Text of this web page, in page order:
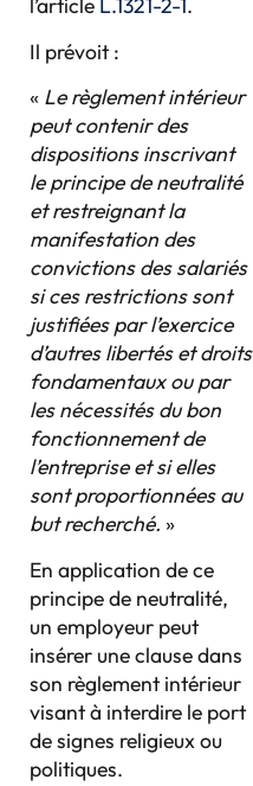
l’article L.1321-2-1.
Il prévoit :
« Le règlement intérieur
peut contenir des
dispositions inscrivant
le principe de neutralité
et restreignant la
manifestation des
convictions des salariés
si ces restrictions sont
justifiées par l’exercice
d’autres libertés et droits
fondamentaux ou par
les nécessités du bon
fonctionnement de
l’entreprise et si elles
sont proportionnées au
but recherché. »
En application de ce
principe de neutralité,
un employeur peut
insérer une clause dans
son règlement intérieur
visant à interdire le port
de signes religieux ou
politiques.